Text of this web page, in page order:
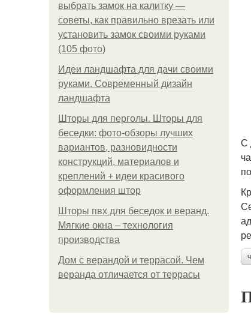
выбрать замок на калитку —
советы, как правильно врезать или
установить замок своими руками
(105 фото)
Идеи ландшафта для дачи своими
руками. Современный дизайн
ландшафта
Шторы для перголы. Шторы для
беседки: фото-обзоры лучших
вариантов, разновидности
конструкций, материалов и
креплений + идеи красивого
оформления штор
Шторы пвх для беседок и веранд.
Мягкие окна – технология
производства
Дом с верандой и террасой. Чем
веранда отличается от террасы
С